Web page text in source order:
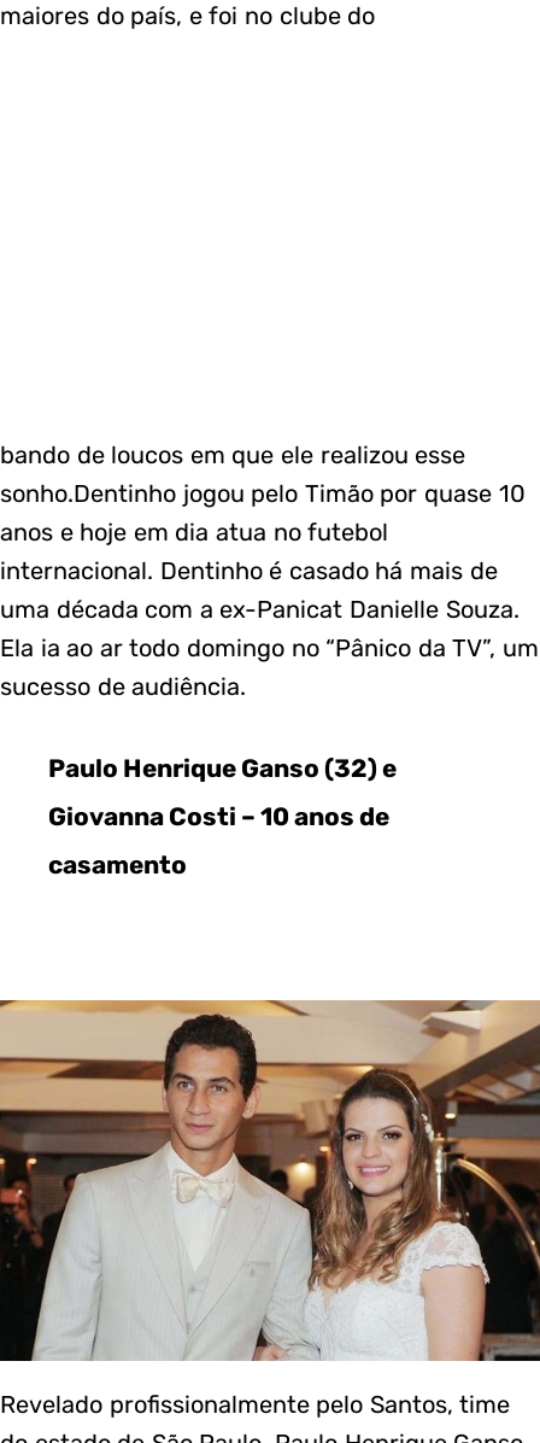
maiores do país, e foi no clube do
bando de loucos em que ele realizou esse
sonho.Dentinho jogou pelo Timão por quase 10
anos e hoje em dia atua no futebol
internacional. Dentinho é casado há mais de
uma década com a ex-Panicat Danielle Souza.
Ela ia ao ar todo domingo no “Pânico da TV”, um
sucesso de audiência.
Paulo Henrique Ganso (32) e
Giovanna Costi – 10 anos de
casamento
Revelado profissionalmente pelo Santos, time